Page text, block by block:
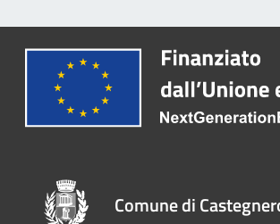
Comune di